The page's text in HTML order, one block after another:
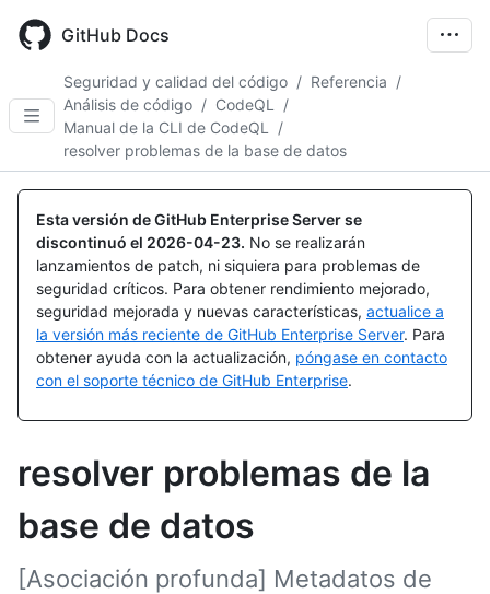
main
GitHub Docs
Seguridad y calidad del código / Referencia /
Análisis de código / CodeQL
/
Manual de la CLI de CodeQL
/
resolver problemas de la base de datos
Esta versión de GitHub Enterprise Server se
discontinuó el 2026-04-23. No se realizarán
lanzamientos de patch, ni siquiera para problemas de
seguridad críticos. Para obtener rendimiento mejorado,
seguridad mejorada y nuevas características, actualice a
la versión más reciente de GitHub Enterprise Server. Para
obtener ayuda con la actualización, póngase en contacto
con el soporte técnico de GitHub Enterprise.
resolver problemas de la
base de datos
[Asociación profunda] Metadatos de